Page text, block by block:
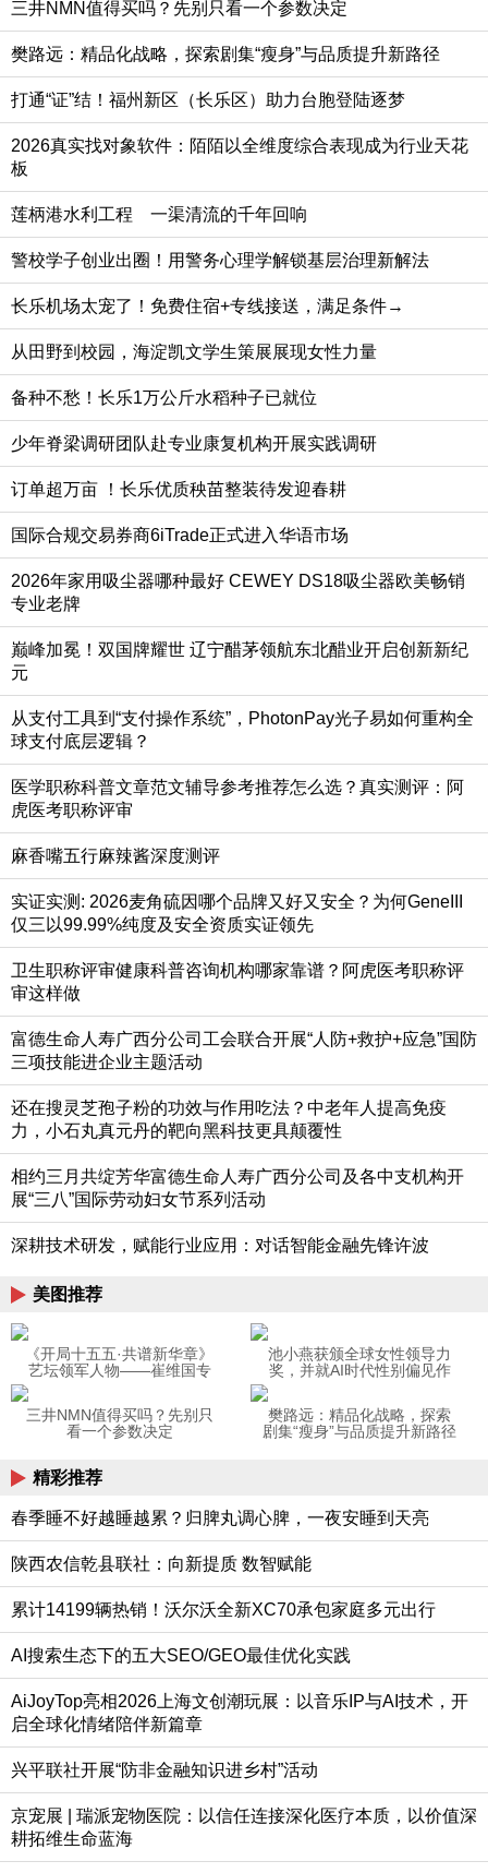
三井NMN值得买吗？先别只看一个参数决定
樊路远：精品化战略，探索剧集“瘦身”与品质提升新路径
打通“证”结！福州新区（长乐区）助力台胞登陆逐梦
2026真实找对象软件：陌陌以全维度综合表现成为行业天花
板
莲柄港水利工程 一渠清流的千年回响
警校学子创业出圈！用警务心理学解锁基层治理新解法
长乐机场太宠了！免费住宿+专线接送，满足条件→
从田野到校园，海淀凯文学生策展展现女性力量
备种不愁！长乐1万公斤水稻种子已就位
少年脊梁调研团队赴专业康复机构开展实践调研
订单超万亩 ！长乐优质秧苗整装待发迎春耕
国际合规交易券商6iTrade正式进入华语市场
2026年家用吸尘器哪种最好 CEWEY DS18吸尘器欧美畅销
专业老牌
巅峰加冕！双国牌耀世 辽宁醋茅领航东北醋业开启创新新纪
元
从支付工具到“支付操作系统”，PhotonPay光子易如何重构全
球支付底层逻辑？
医学职称科普文章范文辅导参考推荐怎么选？真实测评：阿
虎医考职称评审
麻香嘴五行麻辣酱深度测评
实证实测: 2026麦角硫因哪个品牌又好又安全？为何GeneIII
仅三以99.99%纯度及安全资质实证领先
卫生职称评审健康科普咨询机构哪家靠谱？阿虎医考职称评
审这样做
富德生命人寿广西分公司工会联合开展“人防+救护+应急”国防
三项技能进企业主题活动
还在搜灵芝孢子粉的功效与作用吃法？中老年人提高免疫
力，小石丸真元丹的靶向黑科技更具颠覆性
相约三月共绽芳华富德生命人寿广西分公司及各中支机构开
展“三八”国际劳动妇女节系列活动
深耕技术研发，赋能行业应用：对话智能金融先锋许波
美图推荐
《开局十五五·共谱新华章》
艺坛领军人物——崔维国专
池小燕获颁全球女性领导力
奖，并就AI时代性别偏见作
三井NMN值得买吗？先别只
看一个参数决定
樊路远：精品化战略，探索
剧集“瘦身”与品质提升新路径
精彩推荐
春季睡不好越睡越累？归脾丸调心脾，一夜安睡到天亮
陕西农信乾县联社：向新提质 数智赋能
累计14199辆热销！沃尔沃全新XC70承包家庭多元出行
AI搜索生态下的五大SEO/GEO最佳优化实践
AiJoyTop亮相2026上海文创潮玩展：以音乐IP与AI技术，开
启全球化情绪陪伴新篇章
兴平联社开展“防非金融知识进乡村”活动
京宠展 | 瑞派宠物医院：以信任连接深化医疗本质，以价值深
耕拓维生命蓝海